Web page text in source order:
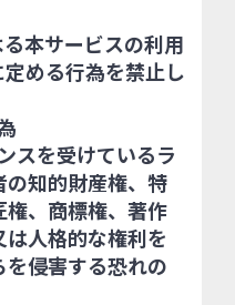
本サービスの利用
める行為を禁止し
スを受けているラ
知的財産権、特
、商標権、著作
人格的な権利を
侵害する恐れの